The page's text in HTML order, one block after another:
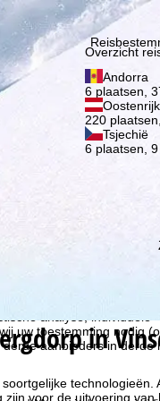
die wij, TravelTrex
analyse, individuele
uw toestemming nodig
aanbieders in derde
technologieën.
zijn voor de uitvoering van
Overzicht
Andorra
6 plaatsen,
Oostenrijk
220
Tsjechië
6 plaatsen,
in